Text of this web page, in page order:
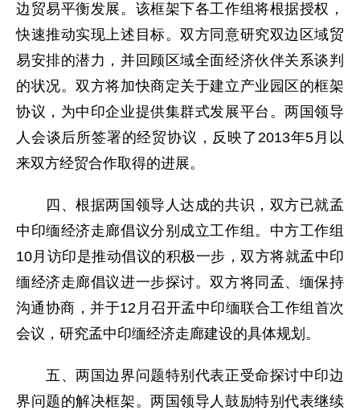
边贸易平衡发展。该框架下各工作组将根据授权，
快速推动实现上述目标。双方同意研究双边区域贸
易安排的潜力，并回顾区域全面经济伙伴关系谈判
的状况。双方将加快商定关于建立产业园区的框架
协议，为中印企业提供集群式发展平台。两国领导
人会谈后所签署的经贸协议，反映了2013年5月以
来双方经贸合作取得的进展。
四、根据两国领导人达成的共识，双方已就孟
中印缅经济走廊倡议分别成立工作组。中方工作组
10月访印是推动倡议的积极一步，双方将就孟中印
缅经济走廊倡议进一步探讨。双方将同孟、缅保持
沟通协商，并于12月召开孟中印缅联合工作组首次
会议，研究孟中印缅经济走廊建设的具体规划。
五、两国边界问题特别代表正受命探讨中印边
界问题的解决框架。两国领导人鼓励特别代表继续